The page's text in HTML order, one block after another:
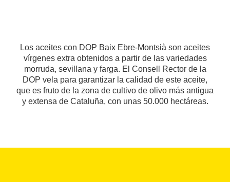
Los aceites con DOP Baix Ebre-Montsià son aceites
vírgenes extra obtenidos a partir de las variedades
morruda, sevillana y farga. El Consell Rector de la
DOP vela para garantizar la calidad de este aceite,
que es fruto de la zona de cultivo de olivo más antigua
y extensa de Cataluña, con unas 50.000 hectáreas.